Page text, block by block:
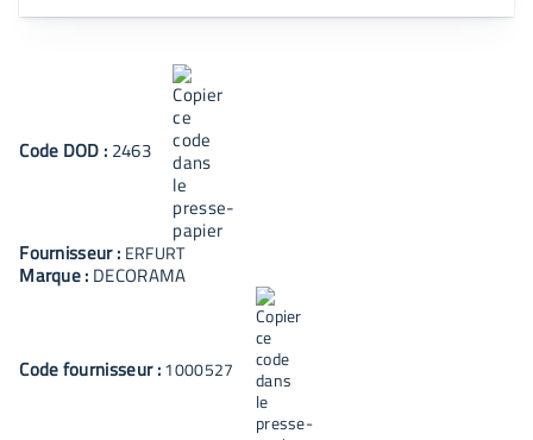
Code DOD : 2463
Fournisseur : ERFURT
Marque : DECORAMA
Code fournisseur :1000527